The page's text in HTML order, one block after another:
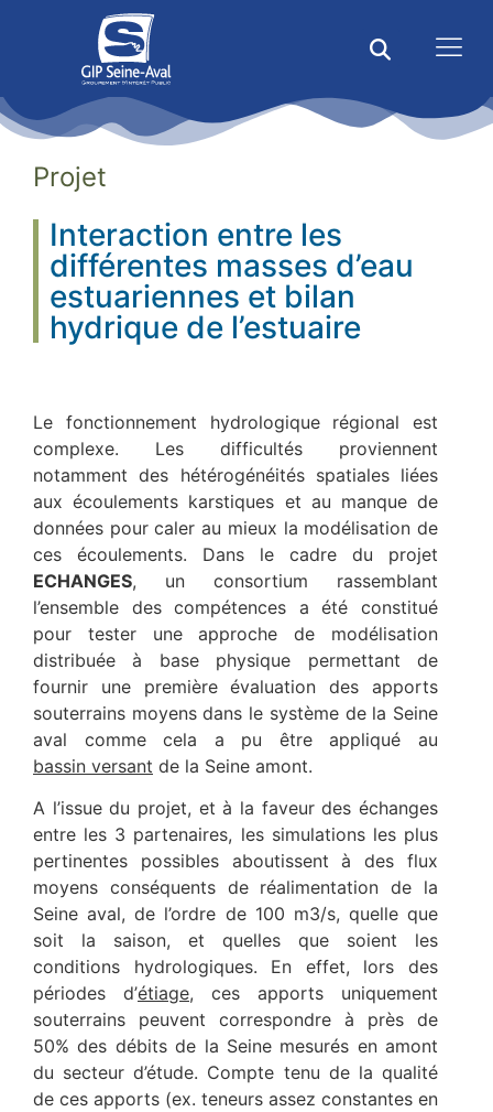
Projet
Interaction entre les
différentes masses d’eau
estuariennes et bilan
hydrique de l’estuaire
Le fonctionnement hydrologique régional est
complexe. Les difficultés proviennent
notamment des hétérogénéités spatiales liées
aux écoulements karstiques et au manque de
données pour caler au mieux la modélisation de
ces écoulements. Dans le cadre du projet
ECHANGES, un consortium rassemblant
l’ensemble des compétences a été constitué
pour tester une approche de modélisation
distribuée à base physique permettant de
fournir une première évaluation des apports
souterrains moyens dans le système de la Seine
aval comme cela a pu être appliqué au
bassin versant de la Seine amont.
A l’issue du projet, et à la faveur des échanges
entre les 3 partenaires, les simulations les plus
pertinentes possibles aboutissent à des flux
moyens conséquents de réalimentation de la
Seine aval, de l’ordre de 100 m3/s, quelle que
soit la saison, et quelles que soient les
conditions hydrologiques. En effet, lors des
périodes d’étiage, ces apports uniquement
souterrains peuvent correspondre à près de
50% des débits de la Seine mesurés en amont
du secteur d’étude. Compte tenu de la qualité
de ces apports (ex. teneurs assez constantes en